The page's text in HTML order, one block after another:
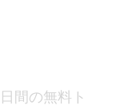
間の無料ト